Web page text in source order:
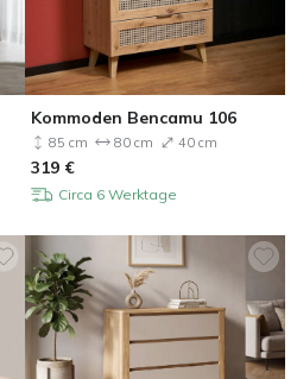
Kommoden Bencamu 106
85 cm 80 cm 40 cm
319 €
Circa 6 Werktage